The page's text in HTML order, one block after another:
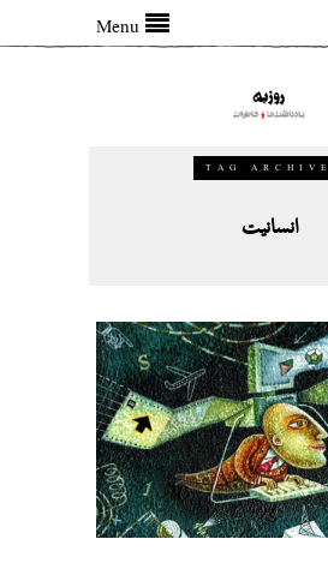
Menu
TAG ARCHIVE
انسانیت